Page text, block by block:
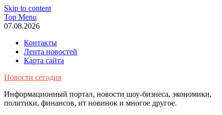
Skip to content
Top Menu
07.08.2026
Контакты
Лента новостей
Карта сайта
Новости сегодня
Информационный портал, новости шоу-бизнеса, экономики,
политики, финансов, ит новинок и многое другое.